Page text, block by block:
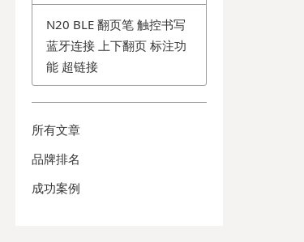
N20 BLE 翻页笔 触控书写
蓝牙连接 上下翻页 标注功
能 超链接
所有文章
品牌排名
成功案例